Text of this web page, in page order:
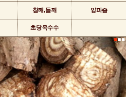
참깨,들깨 양파즙
초당옥수수